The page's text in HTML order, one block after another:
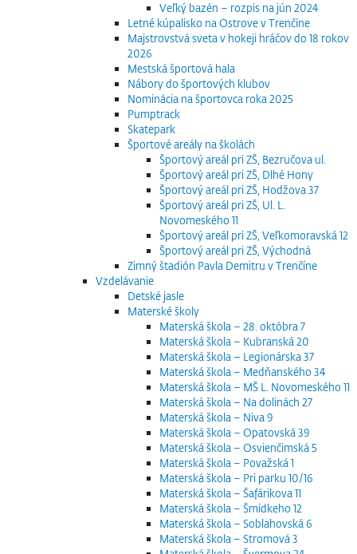
Veľký bazén – rozpis na jún 2024
Letné kúpalisko na Ostrove v Trenčíne
Majstrovstvá sveta v hokeji hráčov do 18 rokov
2026
Mestská športová hala
Nábory do športových klubov
Nominácia na športovca roka 2025
Pumptrack
Skatepark
Športové areály na školách
Športový areál pri ZŠ, Bezručova ul.
Športový areál pri ZŠ, Dlhé Hony
Športový areál pri ZŠ, Hodžova 37
Športový areál pri ZŠ, Ul. L.
Novomeského 11
Športový areál pri ZŠ, Veľkomoravská 12
Športový areál pri ZŠ, Východná
Zimný štadión Pavla Demitru v Trenčíne
Vzdelávanie
Detské jasle
Materské školy
Materská škola – 28. októbra 7
Materská škola – Kubranská 20
Materská škola – Legionárska 37
Materská škola – Medňanského 34
Materská škola – MŠ L. Novomeského 11
Materská škola – Na dolinách 27
Materská škola – Niva 9
Materská škola – Opatovská 39
Materská škola – Osvienčimská 5
Materská škola – Považská 1
Materská škola – Pri parku 10/16
Materská škola – Šafárikova 11
Materská škola – Šmidkeho 12
Materská škola – Soblahovská 6
Materská škola – Stromová 3